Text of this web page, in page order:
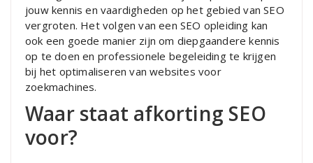
jouw kennis en vaardigheden op het gebied van SEO
vergroten. Het volgen van een SEO opleiding kan
ook een goede manier zijn om diepgaandere kennis
op te doen en professionele begeleiding te krijgen
bij het optimaliseren van websites voor
zoekmachines.
Waar staat afkorting SEO
voor?